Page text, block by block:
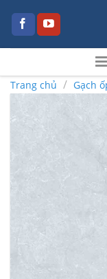
Trang chủ / Gạch